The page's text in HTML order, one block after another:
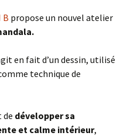
B propose un nouvel atelier
en fait d’un dessin, utilisé
technique de
de développer sa
et calme intérieur,